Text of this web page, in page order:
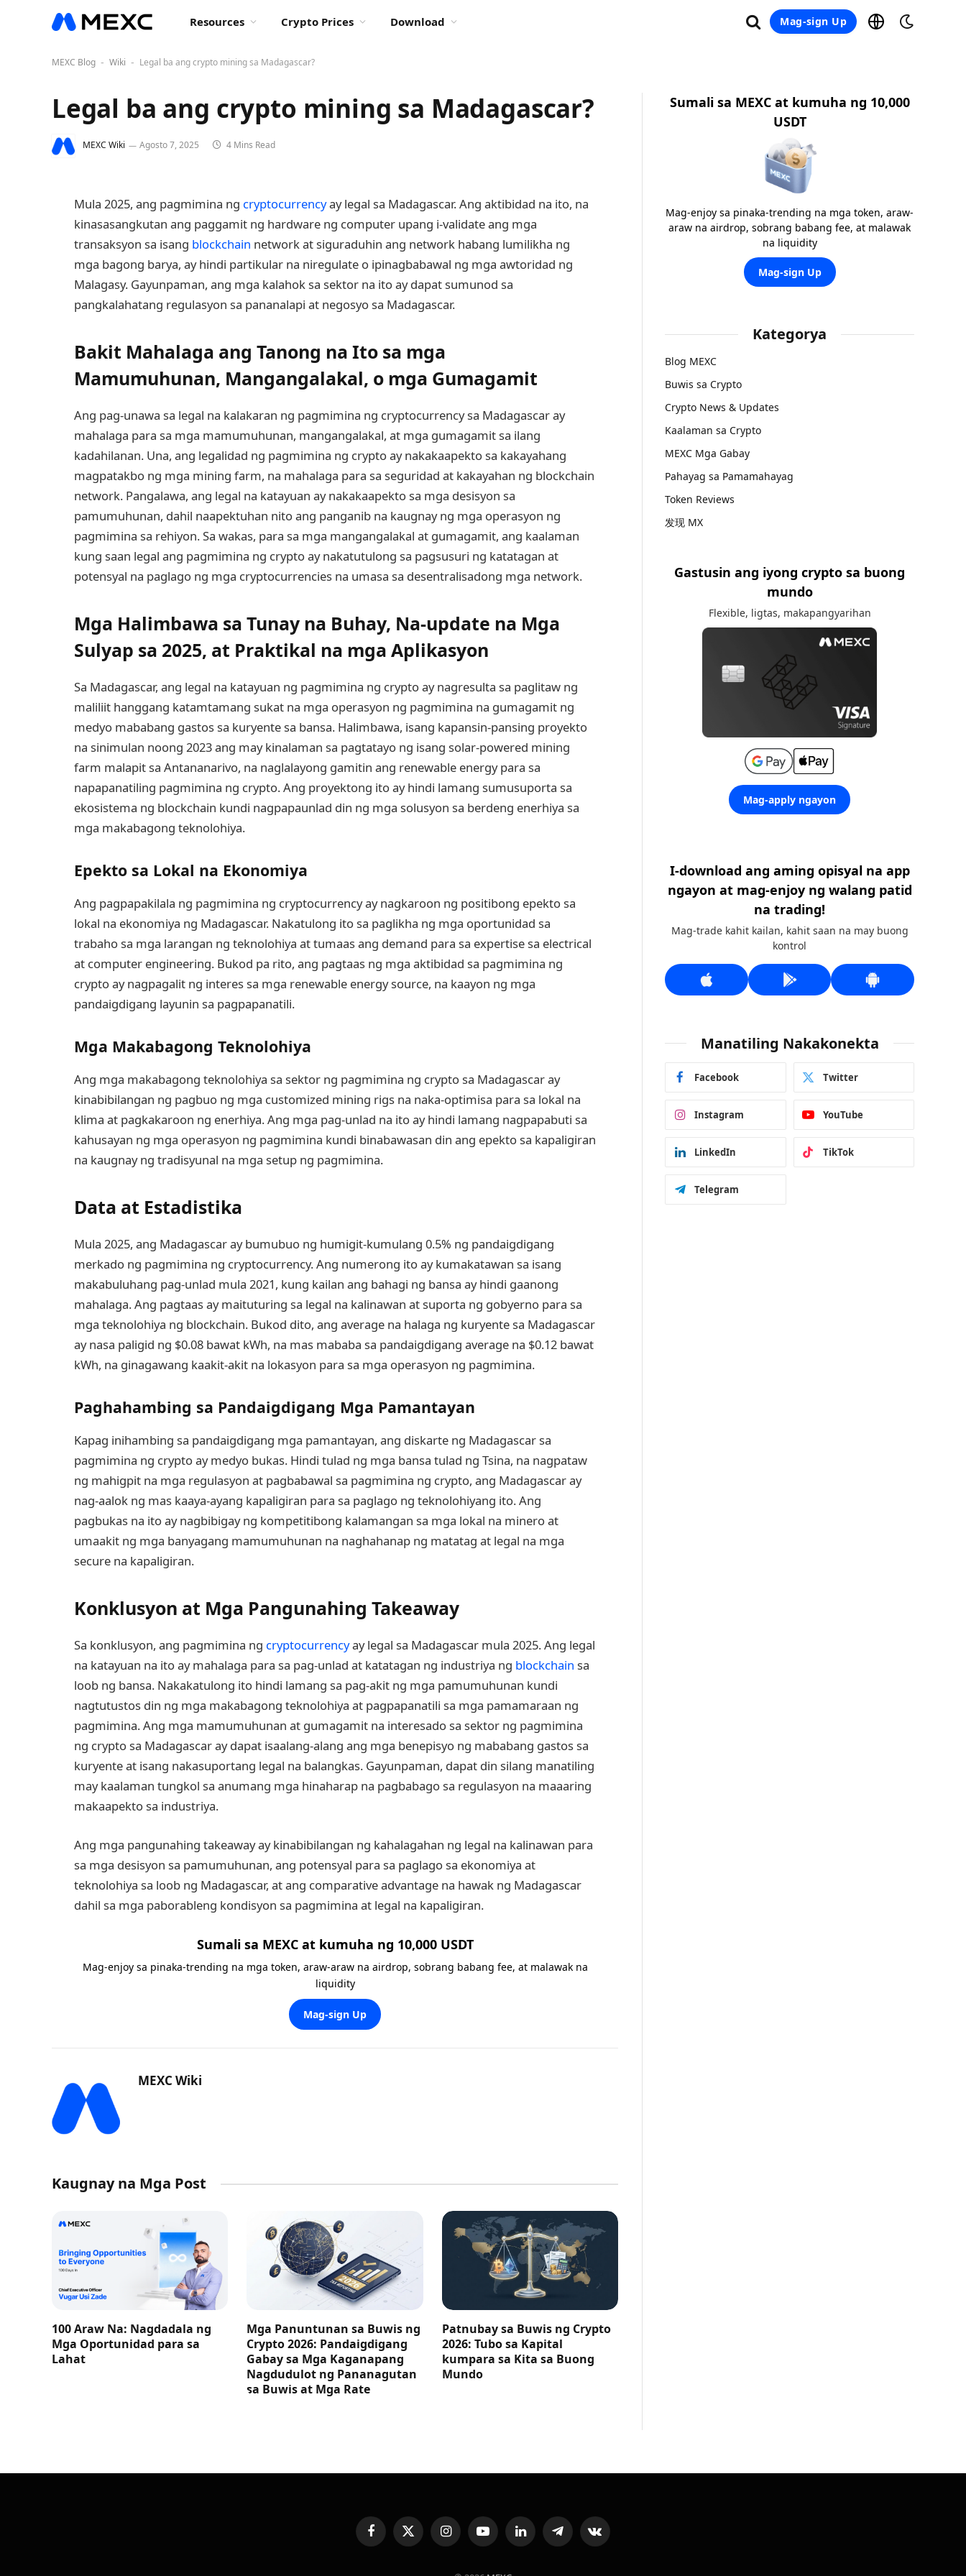
Resources Crypto Prices Download Mag-sign Up
MEXC Blog - Wiki - Legal ba ang crypto mining sa Madagascar?
Legal ba ang crypto mining sa Madagascar?
MEXC Wiki Agosto 7, 2025 4 Mins Read
Mula 2025, ang pagmimina ng cryptocurrencyay legal sa Madagascar. Ang aktibidad na ito, na
kinasasangkutan ang paggamit ng hardware ng computer upang i-validate ang mga
transaksyon sa isang blockchain network at siguraduhin ang network habang lumilikha ng
mga bagong barya, ay hindi partikular na niregulate o ipinagbabawal ng mga awtoridad ng
Malagasy. Gayunpaman, ang mga kalahok sa sektor na ito ay dapat sumunod sa
pangkalahatang regulasyon sa pananalapi at negosyo sa Madagascar.
Bakit Mahalaga ang Tanong na Ito sa mga
Mamumuhunan, Mangangalakal, o mga Gumagamit
Ang pag-unawa sa legal na kalakaran ng pagmimina ng cryptocurrency sa Madagascar ay
mahalaga para sa mga mamumuhunan, mangangalakal, at mga gumagamit sa ilang
kadahilanan. Una, ang legalidad ng pagmimina ng crypto ay nakakaapekto sa kakayahang
magpatakbo ng mga mining farm, na mahalaga para sa seguridad at kakayahan ng blockchain
network. Pangalawa, ang legal na katayuan ay nakakaapekto sa mga desisyon sa
pamumuhunan, dahil naapektuhan nito ang panganib na kaugnay ng mga operasyon ng
pagmimina sa rehiyon. Sa wakas, para sa mga mangangalakal at gumagamit, ang kaalaman
kung saan legal ang pagmimina ng crypto ay nakatutulong sa pagsusuri ng katatagan at
potensyal na paglago ng mga cryptocurrencies na umasa sa desentralisadong mga network.
Mga Halimbawa sa Tunay na Buhay, Na-update na Mga
Sulyap sa 2025, at Praktikal na mga Aplikasyon
Sa Madagascar, ang legal na katayuan ng pagmimina ng crypto ay nagresulta sa paglitaw ng
maliliit hanggang katamtamang sukat na mga operasyon ng pagmimina na gumagamit ng
medyo mababang gastos sa kuryente sa bansa. Halimbawa, isang kapansin-pansing proyekto
na sinimulan noong 2023 ang may kinalaman sa pagtatayo ng isang solar-powered mining
farm malapit sa Antananarivo, na naglalayong gamitin ang renewable energy para sa
napapanatiling pagmimina ng crypto. Ang proyektong ito ay hindi lamang sumusuporta sa
ekosistema ng blockchain kundi nagpapaunlad din ng mga solusyon sa berdeng enerhiya sa
mga makabagong teknolohiya.
Epekto sa Lokal na Ekonomiya
Ang pagpapakilala ng pagmimina ng cryptocurrency ay nagkaroon ng positibong epekto sa
lokal na ekonomiya ng Madagascar. Nakatulong ito sa paglikha ng mga oportunidad sa
trabaho sa mga larangan ng teknolohiya at tumaas ang demand para sa expertise sa electrical
at computer engineering. Bukod pa rito, ang pagtaas ng mga aktibidad sa pagmimina ng
crypto ay nagpagalit ng interes sa mga renewable energy source, na kaayon ng mga
pandaigdigang layunin sa pagpapanatili.
Mga Makabagong Teknolohiya
Ang mga makabagong teknolohiya sa sektor ng pagmimina ng crypto sa Madagascar ay
kinabibilangan ng pagbuo ng mga customized mining rigs na naka-optimisa para sa lokal na
klima at pagkakaroon ng enerhiya. Ang mga pag-unlad na ito ay hindi lamang nagpapabuti sa
kahusayan ng mga operasyon ng pagmimina kundi binabawasan din ang epekto sa kapaligiran
na kaugnay ng tradisyunal na mga setup ng pagmimina.
Data at Estadistika
Mula 2025, ang Madagascar ay bumubuo ng humigit-kumulang 0.5% ng pandaigdigang
merkado ng pagmimina ng cryptocurrency. Ang numerong ito ay kumakatawan sa isang
makabuluhang pag-unlad mula 2021, kung kailan ang bahagi ng bansa ay hindi gaanong
mahalaga. Ang pagtaas ay maituturing sa legal na kalinawan at suporta ng gobyerno para sa
mga teknolohiya ng blockchain. Bukod dito, ang average na halaga ng kuryente sa Madagascar
ay nasa paligid ng $0.08 bawat kWh, na mas mababa sa pandaigdigang average na $0.12 bawat
kWh, na ginagawang kaakit-akit na lokasyon para sa mga operasyon ng pagmimina.
Paghahambing sa Pandaigdigang Mga Pamantayan
Kapag inihambing sa pandaigdigang mga pamantayan, ang diskarte ng Madagascar sa
pagmimina ng crypto ay medyo bukas. Hindi tulad ng mga bansa tulad ng Tsina, na nagpataw
ng mahigpit na mga regulasyon at pagbabawal sa pagmimina ng crypto, ang Madagascar ay
nag-aalok ng mas kaaya-ayang kapaligiran para sa paglago ng teknolohiyang ito. Ang
pagbukas na ito ay nagbibigay ng kompetitibong kalamangan sa mga lokal na minero at
umaakit ng mga banyagang mamumuhunan na naghahanap ng matatag at legal na mga
secure na kapaligiran.
Konklusyon at Mga Pangunahing Takeaway
Sa konklusyon, ang pagmimina ng cryptocurrencyay legal sa Madagascar mula 2025. Ang legal
na katayuan na ito ay mahalaga para sa pag-unlad at katatagan ng industriya ng blockchain sa
loob ng bansa. Nakakatulong ito hindi lamang sa pag-akit ng mga pamumuhunan kundi
nagtutustos din ng mga makabagong teknolohiya at pagpapanatili sa mga pamamaraan ng
pagmimina. Ang mga mamumuhunan at gumagamit na interesado sa sektor ng pagmimina
ng crypto sa Madagascar ay dapat isaalang-alang ang mga benepisyo ng mababang gastos sa
kuryente at isang nakasuportang legal na balangkas. Gayunpaman, dapat din silang manatiling
may kaalaman tungkol sa anumang mga hinaharap na pagbabago sa regulasyon na maaaring
makaapekto sa industriya.
Ang mga pangunahing takeaway ay kinabibilangan ng kahalagahan ng legal na kalinawan para
sa mga desisyon sa pamumuhunan, ang potensyal para sa paglago sa ekonomiya at
teknolohiya sa loob ng Madagascar, at ang comparative advantage na hawak ng Madagascar
dahil sa mga paborableng kondisyon sa pagmimina at legal na kapaligiran.
Sumali sa MEXC at kumuha ng 10,000 USDT
Mag-enjoy sa pinaka-trending na mga token, araw-araw na airdrop, sobrang babang fee, at malawak na
liquidity
Mag-sign Up
MEXC Wiki
Kaugnay na Mga Post
100 Araw Na: Nagdadala ng
Mga Oportunidad para sa
Lahat
Mga Panuntunan sa Buwis ng
Crypto 2026: Pandaigdigang
Gabay sa Mga Kaganapang
Nagdudulot ng Pananagutan
sa Buwis at Mga Rate
Patnubay sa Buwis ng Crypto
2026: Tubo sa Kapital
kumpara sa Kita sa Buong
Mundo
Sumali sa MEXC at kumuha ng 10,000
USDT
Mag-enjoy sa pinaka-trending na mga token, araw-
araw na airdrop, sobrang babang fee, at malawak
na liquidity
Mag-sign Up
Kategorya
Blog MEXC
Buwis sa Crypto
Crypto News & Updates
Kaalaman sa Crypto
MEXC Mga Gabay
Pahayag sa Pamamahayag
Token Reviews
发现 MX
Gastusin ang iyong crypto sa buong
mundo
Flexible, ligtas, makapangyarihan
Mag-apply ngayon
I-download ang aming opisyal na app
ngayon at mag-enjoy ng walang patid
na trading!
Mag-trade kahit kailan, kahit saan na may buong
kontrol
Manatiling Nakakonekta
Facebook Twitter
Instagram YouTube
LinkedIn TikTok
Telegram
FacebookX
(Twitter)
InstagramYouTubeLinkedInTelegramVKontakte